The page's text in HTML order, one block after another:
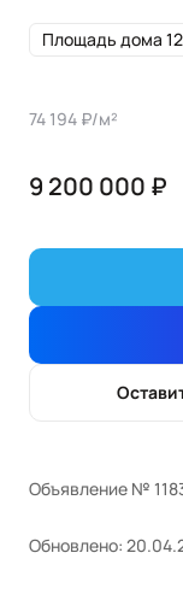
Площадь дома
74 194 ₽/м²
9 200 000 ₽
Объявление №
Обновлено: